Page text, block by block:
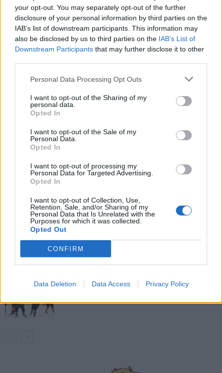
your opt-out. You may separately opt-out of the further
disclosure of your personal information by third parties on the
IAB’s list of downstream participants. This information may
also be disclosed by us to third parties on the IAB’s List of
Downstream Participants that may further disclose it to other
Personal Data Processing Opt Outs
I want to opt-out of the Sharing of my
personal data.
Opted In
I want to opt-out of the Sale of my
Personal Data.
Opted In
I want to opt-out of processing my
Personal Data for Targeted Advertising.
Opted In
I want to opt-out of Collection, Use,
Retention, Sale, and/or Sharing of my
Personal Data that Is Unrelated with the
Purposes for which it was collected.
Opted Out
CONFIRM
Data Deletion Data Access Privacy Policy
Edellinen artikkeli
Jukka Jalonen tyrmää
pienryhmäharjoittelun – ”Tämä
kilpailuetua”
Seuraava artikkeli
pelaajien palkkaleikkauksista
LIITTYVÄT ARTIKKELIT LISÄÄ TEKIJÄLTÄ
Aleksander Barkov tekee paluun
kaukaloon
Venäläisveskari sekosi Suomen 2.
divisioonassa – sai samasta tilanteesta
50 jäähyminuuttia
Kanada – USA klo 15:10 – näin katsot
ottelun ilmaiseksi TV:stä